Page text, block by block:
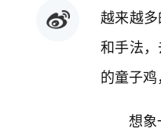
越来越
和手法
的童子
想